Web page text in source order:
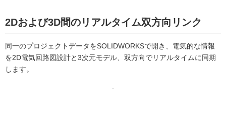
2Dおよび3D間のリアルタイム双方向リンク
同一のプロジェクトデータをSOLIDWORKSで開き、電気的な情報
を2D電気回路図設計と3次元モデル、双方向でリアルタイムに同期
します。